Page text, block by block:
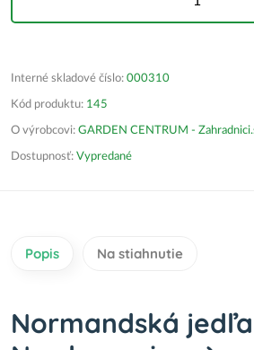
Interné skladové číslo: 000310
Kód produktu: 145
O výrobcovi: GARDEN CENTRUM -
Dostupnosť: Vypredané
Popis Na stiahnutie
Normandská